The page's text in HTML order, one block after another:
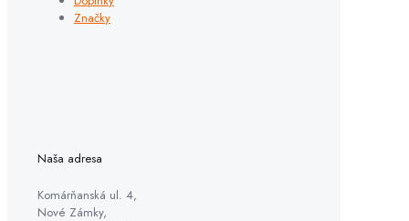
Značky
Naša adresa
Komárňanská ul. 4,
Nové Zámky,